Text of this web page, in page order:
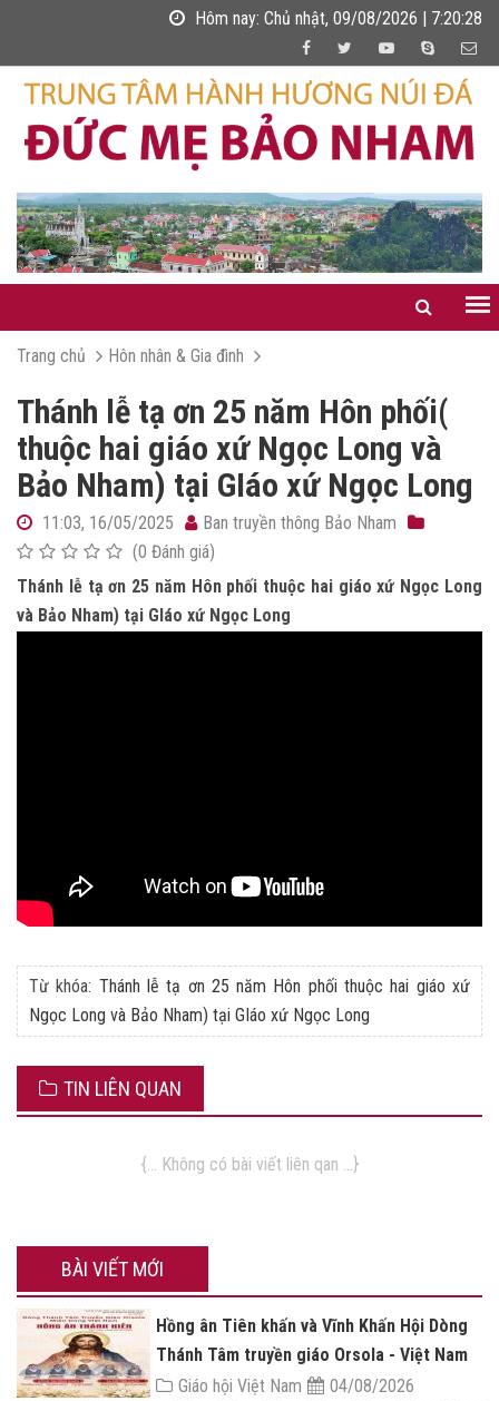
Hôm nay: Chủ nhật, 09/08/2026 | 7:20:28
Trang chủ Hôn nhân & Gia đình
Thánh lễ tạ ơn 25 năm Hôn phối(
thuộc hai giáo xứ Ngọc Long và
Bảo Nham) tại GIáo xứ Ngọc Long
11:03, 16/05/2025
Ban truyền thông Bảo Nham
(0 Đánh giá)
Thánh lễ tạ ơn 25 năm Hôn phối thuộc hai giáo xứ Ngọc Long
và Bảo Nham) tại GIáo xứ Ngọc Long
Từ khóa: Thánh lễ tạ ơn 25 năm Hôn phối thuộc hai giáo xứ
Ngọc Long và Bảo Nham) tại GIáo xứ Ngọc Long
TIN LIÊN QUAN
{... Không có bài viết liên qan ...}
BÀI VIẾT MỚI
Hồng ân Tiên khấn và Vĩnh Khấn Hội Dòng
Thánh Tâm truyền giáo Orsola - Việt Nam
Giáo hội Việt Nam
04/08/2026